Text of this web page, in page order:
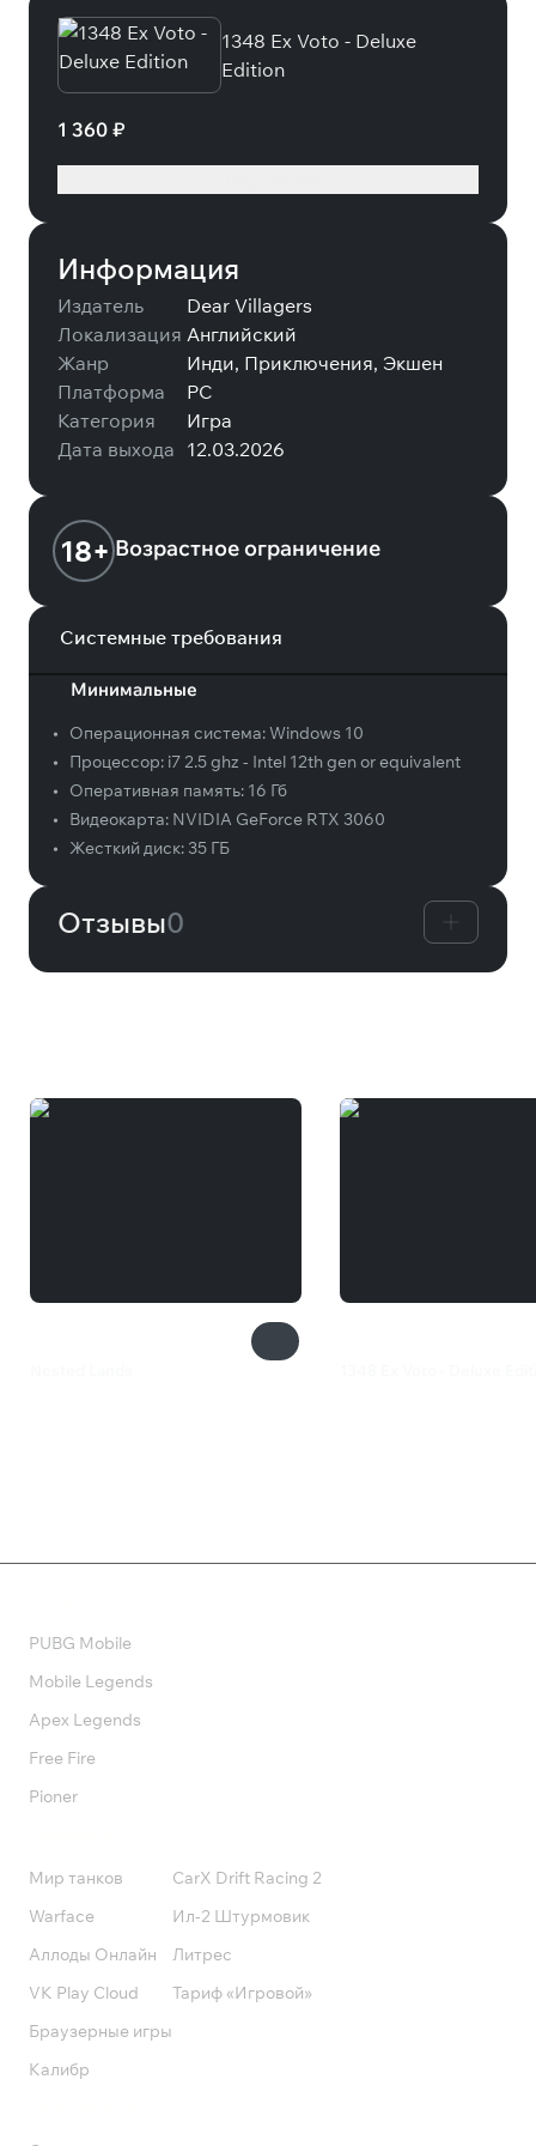
1348 Ex Voto - Deluxe
Edition
1 360 ₽
Информация
Издатель
Dear Villagers
Локализация Английский
Жанр
Инди, Приключения, Экшен
Платформа
PC
Категория
Игра
Дата выхода 12.03.2026
18+ Возрастное ограничение
Системные требования
Минимальные
• Операционная система:Windows 10
•
Процессор: i7 2.5 ghz - Intel 12th gen or equivalent
•
Оперативная память: 16 Гб
•
Видеокарта: NVIDIA GeForce RTX 3060
•
Жесткий диск: 35 ГБ
Отзывы0
PUBG Mobile
Mobile Legends
Apex Legends
Free Fire
Pioner
Мир танков
Warface
Аллоды Онлайн
VK Play Cloud
Браузерные игры
Калибр
CarX Drift Racing 2
Ил-2 Штурмовик
Литрес
Тариф «Игровой»